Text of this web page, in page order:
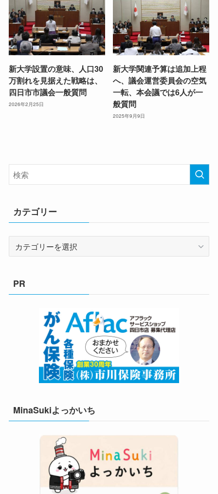
新大学設置の意味、人口30
万割れを見据えた戦略は、
四日市市議会一般質問
2026年2月25日
新大学関連予算は追加上程
へ、議会運営委員会の空気
一転、本会議では6人が一
般質問
2025年9月9日
カテゴリー
テ
リ
ー
PR
MinaSukiよっかいち